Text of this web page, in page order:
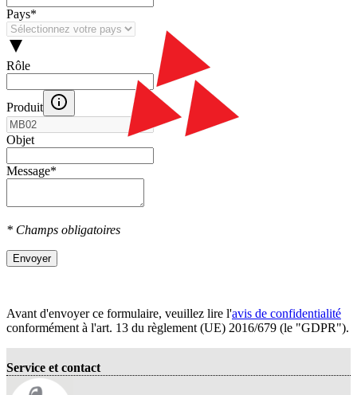
Pays*
Rôle
Produit
Objet
Message*
* Champs obligatoires
Envoyer
Avant d'envoyer ce formulaire, veuillez lire l'avis de confidentialité
conformément à l'art. 13 du règlement (UE) 2016/679 (le "GDPR").
Service et contact